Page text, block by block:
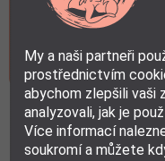
Zvolte své
My a naši partneři
prostřednictvím
abychom zlepšili vaši
analyzovali, jak je
Více informací
soukromí a můžete